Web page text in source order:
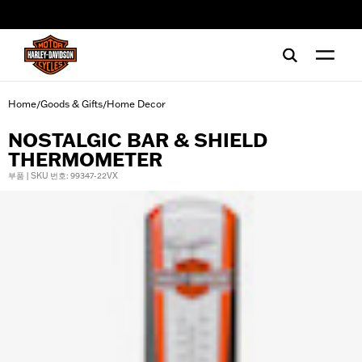
Home/Goods & Gifts/Home Decor
NOSTALGIC BAR & SHIELD
THERMOMETER
부품 | SKU 번호: 99347-22VX